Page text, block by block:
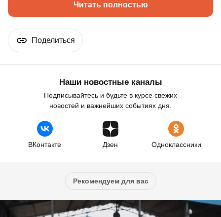
Читать полностью
Поделиться
Наши новостные каналы
Подписывайтесь и будьте в курсе свежих
новостей и важнейших событиях дня.
ВКонтакте Дзен Одноклассники
Рекомендуем для вас